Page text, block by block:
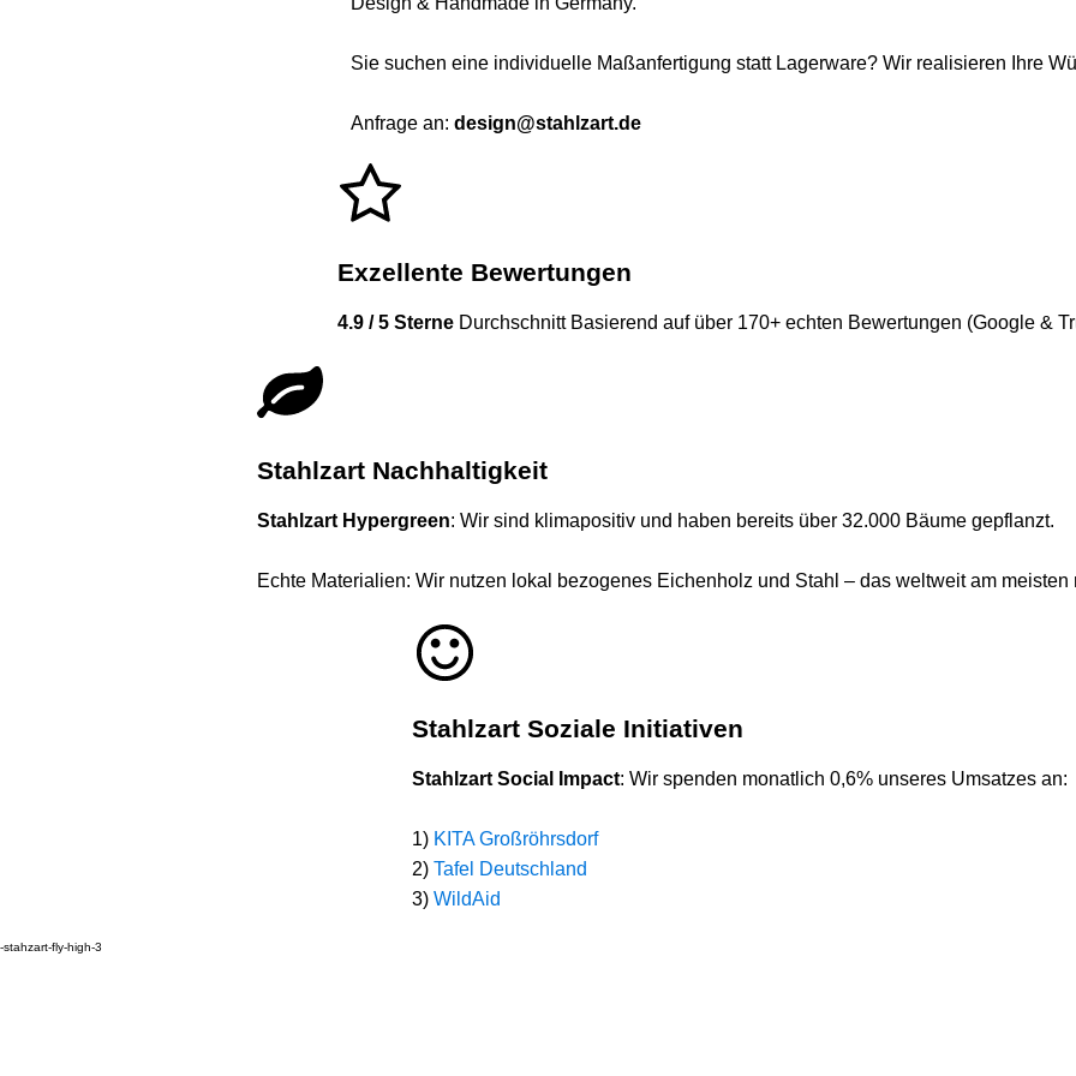
Sie suchen eine individuelle Maßanfertigung statt Lagerware? Wir realisieren Ihre
Anfrage an: design@stahlzart.de
Exzellente Bewertungen
4.9 / 5 Sterne Durchschnitt Basierend auf über 170+ echten Bewertungen (Google &
Stahlzart Nachhaltigkeit
Stahlzart Hypergreen: Wir sind klimapositiv und haben bereits über 32.000 Bäume gepflanzt.
Echte Materialien: Wir nutzen lokal bezogenes Eichenholz und Stahl – das weltweit am meisten
Stahlzart Soziale Initiativen
Stahlzart Social Impact: Wir spenden monatlich 0,6% unseres Umsatzes an:
1) KITA Großröhrsdorf
2) Tafel Deutschland
3) WildAid